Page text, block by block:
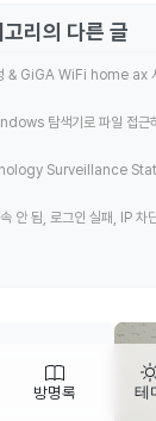
방명록 테
리의 다른 글
& GiGA WiFi home ax
탐색기로 파일 접근
Surveillance
됨, 로그인 실패, IP 차